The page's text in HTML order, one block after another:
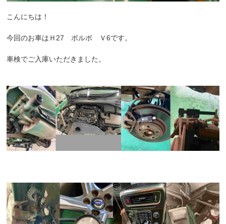
こんにちは！
今回のお車はＨ27 ボルボ Ｖ6です。
車検でご入庫いただきました。